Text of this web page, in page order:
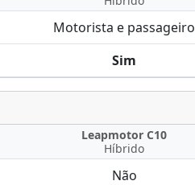
Motorista e passageiro
Sim
Leapmotor C10
Híbrido
Não